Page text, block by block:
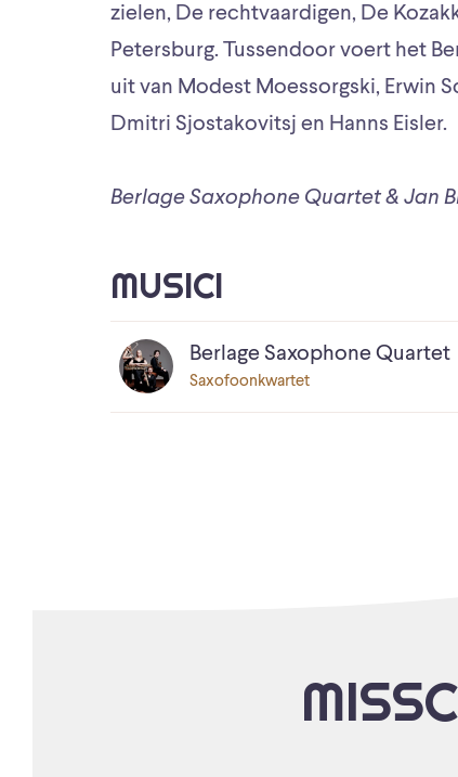
zielen, De rechtvaardigen, De
Petersburg. Tussendoor voert het
uit van Modest Moessorgski, Erwin
Dmitri Sjostakovitsj en Hanns Eisler.
Berlage Saxophone Quartet & Jan
MUSICI
Berlage Saxophone Quartet
Saxofoonkwartet